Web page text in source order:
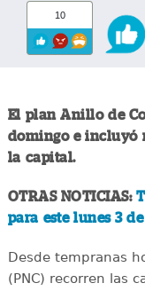
10
El plan Anillo de
domingo e incluyó
la capital.
OTRAS NOTICIAS:
para este lunes 3
Desde tempranas
(PNC) recorren las